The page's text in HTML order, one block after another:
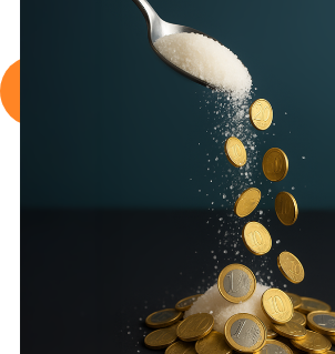
Viņi bija LAMPĀ 2026
Jaunumi
Ziedo
Veikals
Kontakti